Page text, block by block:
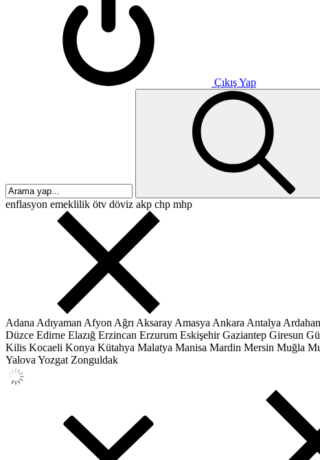
Çıkış Yap
enflasyon emeklilik ötv döviz akp chp mhp
Adana Adıyaman Afyon Ağrı Aksaray Amasya Ankara Antalya Ardahan
Düzce Edirne Elazığ Erzincan Erzurum Eskişehir Gaziantep Giresun
Kilis Kocaeli Konya Kütahya Malatya Manisa Mardin Mersin Muğla
Yalova Yozgat Zonguldak